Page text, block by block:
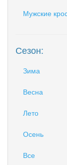
Мужские
Сезон:
Зима
Весна
Лето
Осень
Все